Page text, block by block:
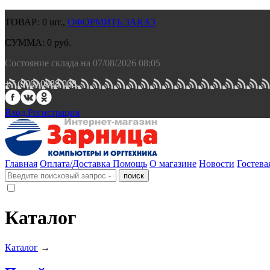
ТОВАР: 0 шт., ОФОРМИТЬ ЗАКАЗ
СУММА: 0 руб.
Состояние склада на 07/08/2026 08:05
+7 (900) 0688 008.
Вход.Регистрация
Главная Оплата/Доставка Помощь О магазине Новости
Каталог
Каталог →